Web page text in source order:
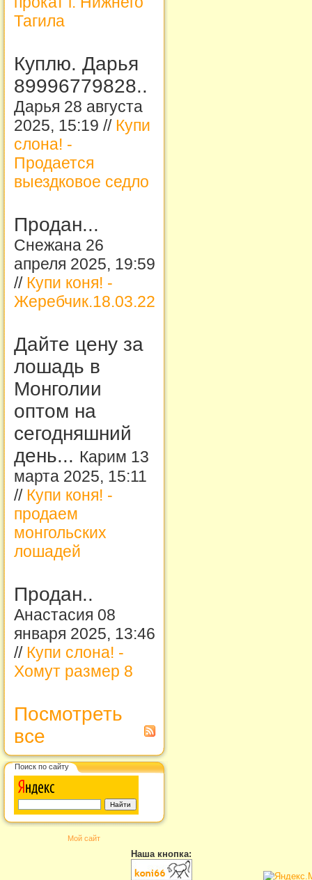
Тагила
Куплю. Дарья
89996779828..
Дарья 28 августа
2025, 15:19 // Купи
слона! -
Продается
выездковое седло
Продан...
Снежана 26
апреля 2025, 19:59
// Купи коня! -
Жеребчик.18.03.22
Дайте цену за
лошадь в
Монголии
оптом на
сегодняшний
день... Карим 13
марта 2025, 15:11
// Купи коня! -
продаем
монгольских
лошадей
Продан..
Анастасия 08
января 2025, 13:46
// Купи слона! -
Хомут размер 8
Посмотреть
все
Поиск по сайту
Мой сайт
Наша кнопка: